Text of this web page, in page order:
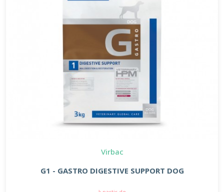
Virbac
G1 - GASTRO DIGESTIVE SUPPORT DOG